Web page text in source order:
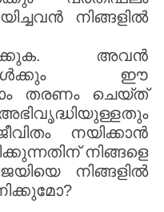
നിങ്ങളിൽ
അവൻ
ഈ
തരണം ചെയ്ത്
നയിക്കാൻ
നിങ്ങളെ
നിങ്ങളിൽ